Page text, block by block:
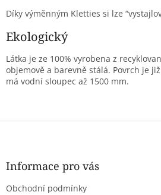
Díky výměnným Kletties si lze
Ekologický
Látka je ze 100% vyrobena z
objemově a barevně stálá. Povrch je
má vodní sloupec až 1500 mm.
Z
Informace pro vás
Obchodní podmínky